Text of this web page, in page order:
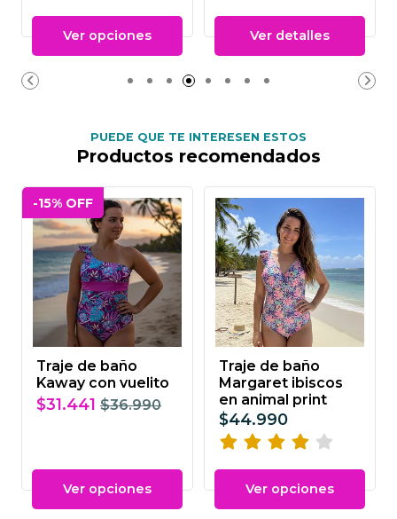
Ver opciones Ver detalles
PUEDE QUE TE INTERESEN ESTOS
Productos recomendados
-15% OFF
Traje de baño
Kaway con vuelito
$31.441 $36.990
Ver opciones
Traje de baño
Margaret ibiscos
en animal print
$44.990
Ver opciones